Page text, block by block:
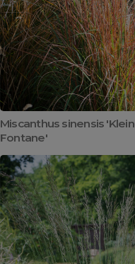
Miscanthus sinensis
Fontane'